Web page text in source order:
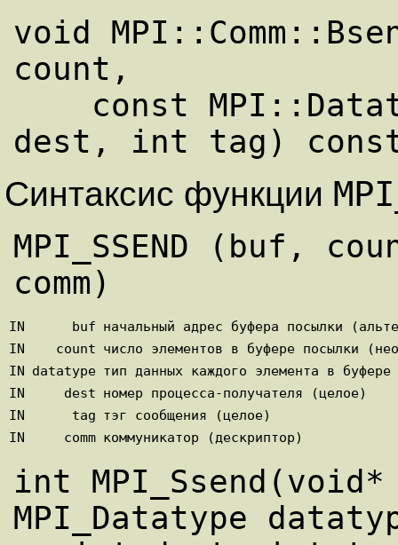
void
count,
Синтаксис функции
MPI_SSEND (buf,
IN buf начальный адрес буфера посылки
IN
count число элементов в буфере посылки
IN datatype тип данных каждого элемента в
IN
dest номер процесса-получателя (целое)
IN
tag тэг сообщения (целое)
IN
comm коммуникатор (дескриптор)
int
MPI_Datatype